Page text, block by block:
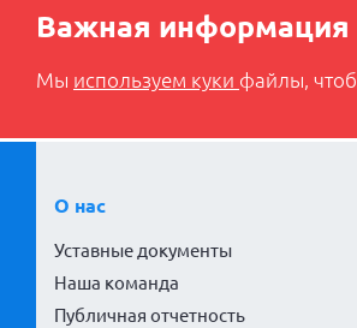
Важная информация
Мы используем куки файлы,
О нас
Уставные документы
Наша команда
Публичная отчетность